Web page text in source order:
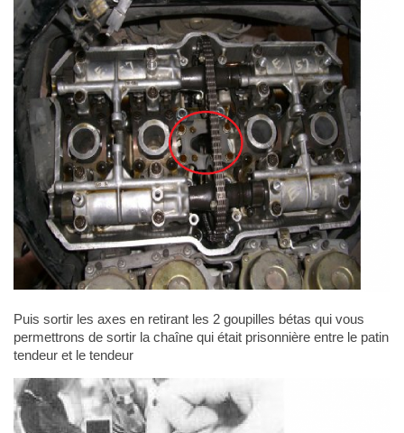
Puis sortir les axes en retirant les 2 goupilles bétas qui vous
permettrons de sortir la chaîne qui était prisonnière entre le patin
tendeur et le tendeur